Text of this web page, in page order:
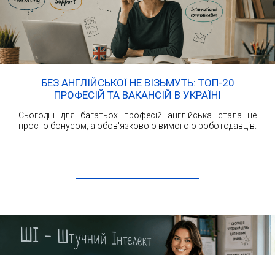
БЕЗ АНГЛІЙСЬКОЇ НЕ ВІЗЬМУТЬ: ТОП-20
ПРОФЕСІЙ ТА ВАКАНСІЙ В УКРАЇНІ
Сьогодні для багатьох професій англійська стала не
просто бонусом, а обов'язковою вимогою роботодавців.